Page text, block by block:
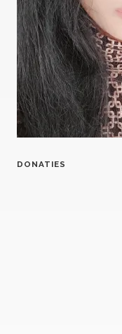
DONATIES